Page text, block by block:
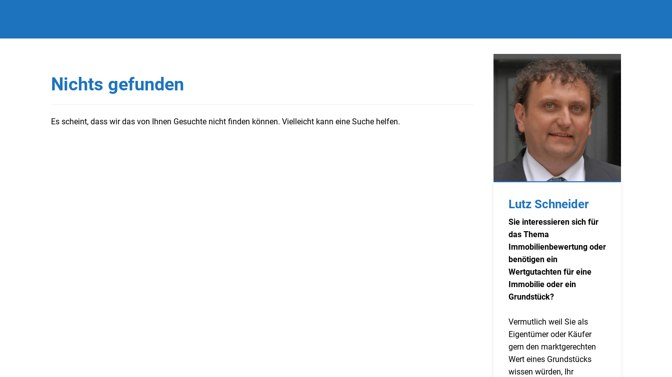
Nichts gefunden
Es scheint, dass wir das von Ihnen Gesuchte nicht finden können. Vielleicht kann eine Suche helfen.
Lutz Schneider
Sie interessieren sich für
das Thema
Immobilienbewertung oder
benötigen ein
Wertgutachten für eine
Immobilie oder ein
Grundstück?
Vermutlich weil Sie als
Eigentümer oder Käufer
gern den marktgerechten
Wert eines Grundstücks
wissen würden, Ihr